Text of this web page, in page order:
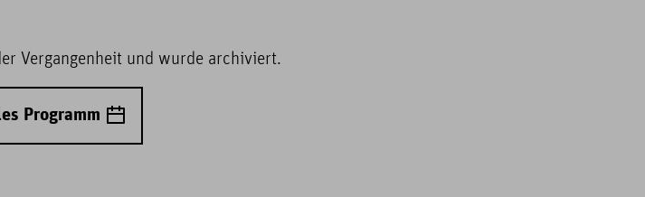
Vergangenheit und wurde archiviert.
Programm